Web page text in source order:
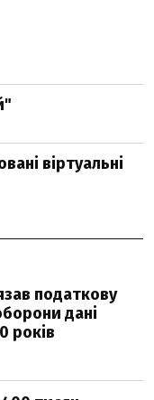
віртуальні
податкову
дані
років